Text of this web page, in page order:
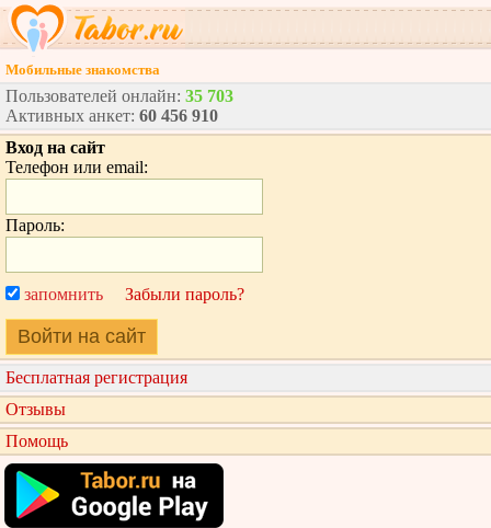
Мобильные знакомства
Пользователей онлайн: 35 703
Активных анкет: 60 456 910
Вход на сайт
Телефон или email:
Пароль:
запомнить Забыли пароль?
Войти на сайт
Бесплатная регистрация
Отзывы
Помощь